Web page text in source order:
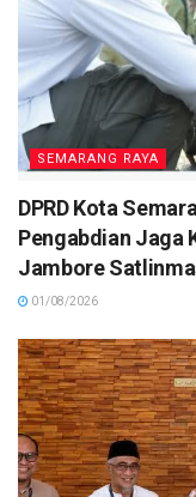
SEMARANG RAYA
DPRD Kota
Pengabdian Jaga
Jambore
01/08/2026